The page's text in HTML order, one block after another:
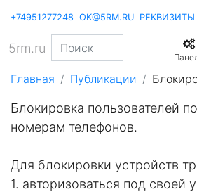
+74951277248 OK@5RM.RU РЕКВИЗИТЫ
5rm.ru
Главная Публикации
Блокировка пользователей
номерам телефонов.
Для блокировки устройств
1. авторизоваться под своей